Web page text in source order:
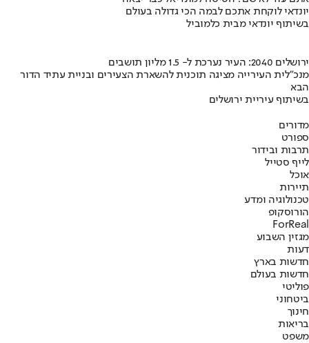
יונדאי לוקחת אתכם לבמה הכי גדולה בעולם
בשיתוף יונדאי מבית כלמוביל
ירושלים 2040: העיר נערכת ל- 1.5 מליון תושבים
מנכ"לית העירייה מציגה תוכנית להשארת הצעירים ובניית עתיד הדור
הבא
בשיתוף עיריית ירושלים
מדורים
ספורט
תרבות ובידור
לייף סטייל
אוכל
תיירות
טכנולוגיה ומדע
הורוסקופ
ForReal
מגזין השבוע
דעות
חדשות בארץ
חדשות בעולם
פוליטי
ביטחוני
חינוך
בריאות
משפט